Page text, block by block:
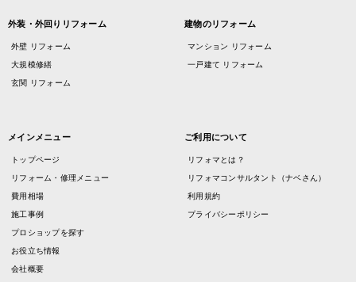
外装・外回りリフォーム
外壁 リフォーム
大規模修繕
玄関 リフォーム
建物のリフォーム
マンション リフォーム
一戸建て リフォーム
メインメニュー
トップページ
リフォーム・修理メニュー
費用相場
施工事例
プロショップを探す
お役立ち情報
会社概要
ご利用について
リフォマとは？
リフォマコンサルタント（ナベさん）
利用規約
プライバシーポリシー